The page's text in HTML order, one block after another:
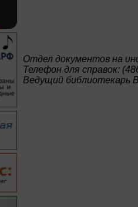
Отдел документов на
Телефон для справок:
Ведущий библиотекарь